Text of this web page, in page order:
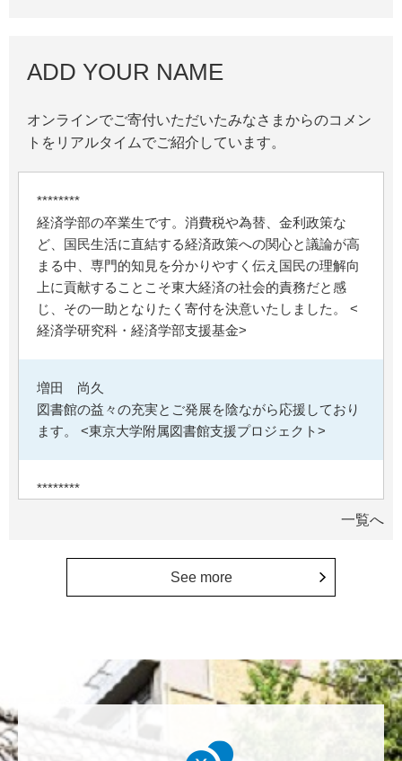
ADD YOUR NAME
オンラインでご寄付いただいたみなさまからのコメン
トをリアルタイムでご紹介しています。
********
経済学部の卒業生です。消費税や為替、金利政策な
ど、国民生活に直結する経済政策への関心と議論が高
まる中、専門的知見を分かりやすく伝え国民の理解向
上に貢献することこそ東大経済の社会的責務だと感
じ、その一助となりたく寄付を決意いたしました。 <
経済学研究科・経済学部支援基金>
増田 尚久
図書館の益々の充実とご発展を陰ながら応援しており
ます。 <東京大学附属図書館支援プロジェクト>
********
植物は、実は植物同士全世界の植物で繋がっている。
植物が未来に繋がっている。 地球や室内の空気清浄、
る。 植物、素晴らしい。 世界の学会でも、子供たち
にも、植物の素晴らしさ、凄さを伝えていってほし
美味しいお寿司、刺身、美味しい魚、美味しい日本
も未来永劫 美味しいお寿司、刺身、日本米を子供た
一覧へ
See more